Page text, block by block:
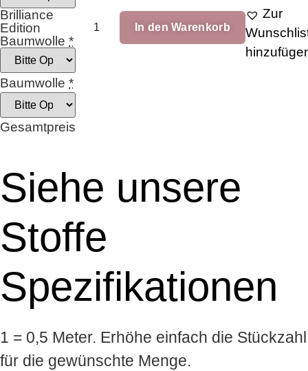
Brilliance
Edition
Baumwolle *
Baumwolle *
Gesamtpreis
Wau
Pfoten
In den Warenkorb
Zur
Siehe unsere
Stoffe
Spezifikationen
1 = 0,5 Meter. Erhöhe einfach die Stückzahl
für die gewünschte Menge.